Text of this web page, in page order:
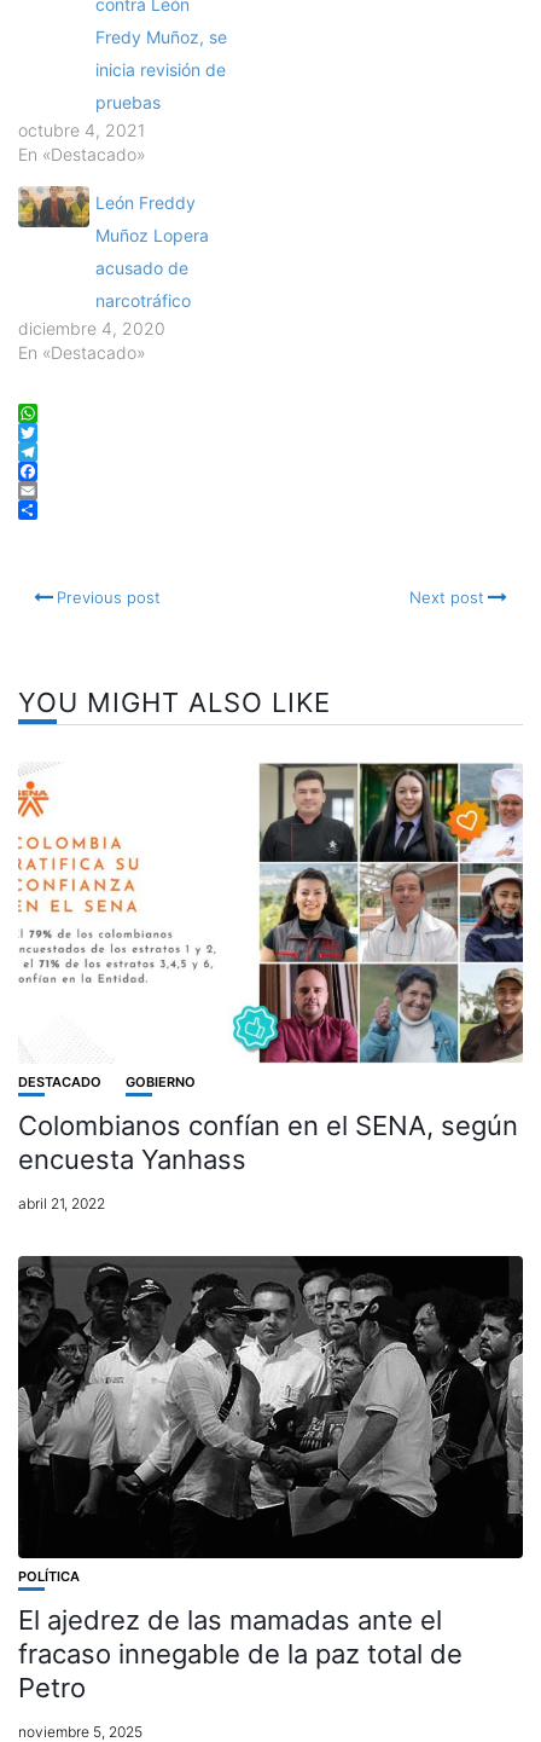
Fredy Muñoz, se
inicia revisión de
pruebas
octubre 4, 2021
En «Destacado»
León Freddy
Muñoz Lopera
acusado de
narcotráfico
diciembre 4, 2020
En «Destacado»
WhatsApp
Twitter
Telegram
Facebook
Email
Previous post Next post
YOU MIGHT ALSO LIKE
DESTACADO GOBIERNO
Colombianos confían en el SENA, según
encuesta Yanhass
abril 21, 2022
POLÍTICA
El ajedrez de las mamadas ante el
fracaso innegable de la paz total de
Petro
noviembre 5, 2025